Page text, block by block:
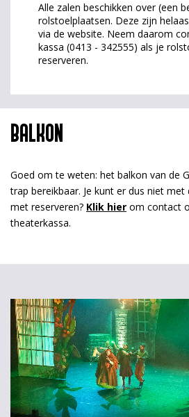
Alle zalen beschikken over (een
rolstoelplaatsen. Deze zijn
via de website. Neem daarom
kassa (0413 - 342555) als je
reserveren.
BALKON
Goed om te weten: het balkon van de
trap bereikbaar. Je kunt er dus niet
met reserveren? Klik hier om contact
theaterkassa.